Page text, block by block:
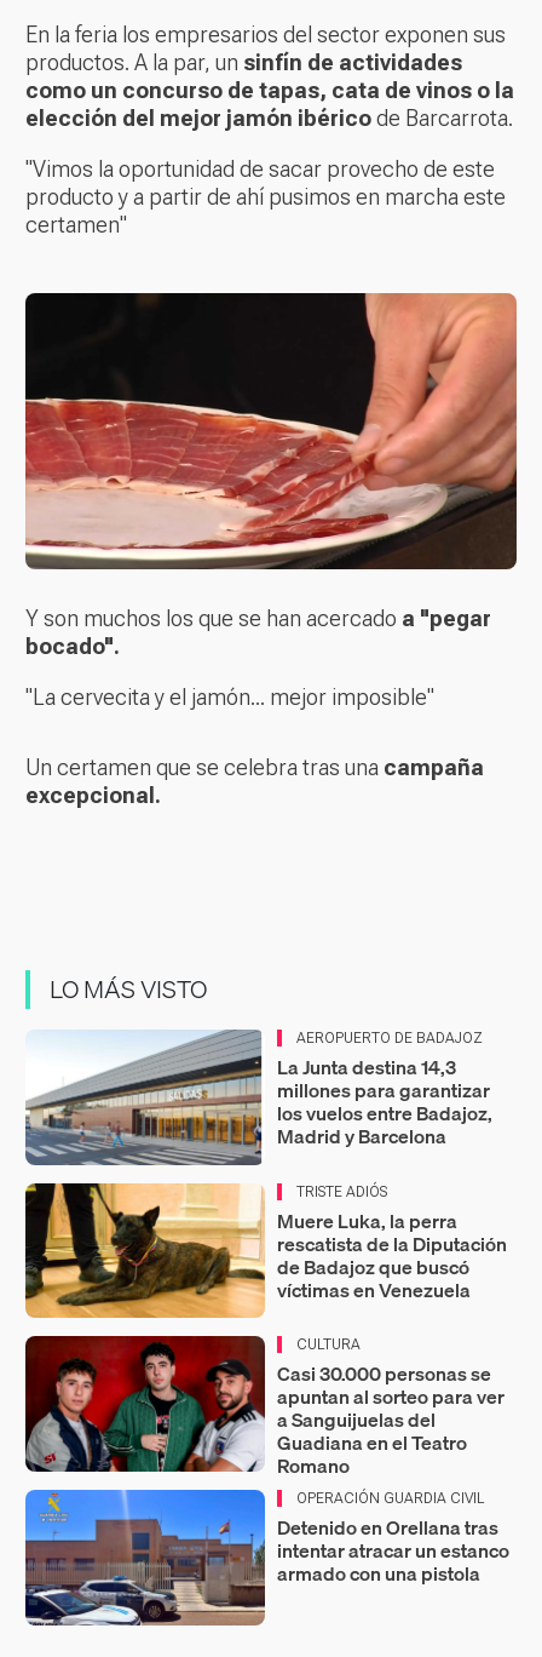
En la feria los empresarios del sector exponen sus
productos. A la par, un sinfín de actividades
como un concurso de tapas, cata de vinos o la
elección del mejor jamón ibéricode Barcarrota.
"Vimos la oportunidad de sacar provecho de este
producto y a partir de ahí pusimos en marcha este
certamen"
Y son muchos los que se han acercado a "pegar
bocado".
"La cervecita y el jamón... mejor imposible"
Un certamen que se celebra tras una campaña
excepcional.
LO MÁS VISTO
AEROPUERTO DE BADAJOZ
La Junta destina 14,3
millones para garantizar
los vuelos entre Badajoz,
Madrid y Barcelona
TRISTE ADIÓS
Muere Luka, la perra
rescatista de la Diputación
de Badajoz que buscó
víctimas en Venezuela
CULTURA
Casi 30.000 personas se
apuntan al sorteo para ver
a Sanguijuelas del
Guadiana en el Teatro
Romano
OPERACIÓN GUARDIA CIVIL
Detenido en Orellana tras
intentar atracar un estanco
armado con una pistola